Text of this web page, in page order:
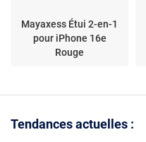
Mayaxess Étui 2-en-1
pour iPhone 16e
Rouge
Tendances actuelles :